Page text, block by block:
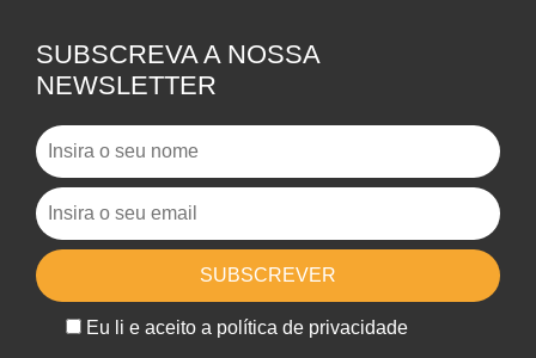
SUBSCREVA A NOSSA
NEWSLETTER
Eu li e aceito a política de privacidade